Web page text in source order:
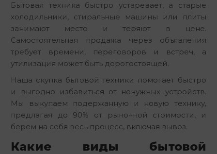
Бытовая техника быстро устаревает, а старые
холодильники, стиральные машины или плиты
занимают место и теряют в цене.
Самостоятельная продажа через объявления
требует времени, переговоров и встреч, а
утилизация может быть дорогостоящей.
Наша скупка бытовой техники помогает быстро
и выгодно избавиться от ненужных устройств.
Мы выкупаем подержанную и новую технику,
предлагая до 90% от рыночной стоимости, и
берем на себя весь процесс, включая вывоз.
Какие виды бытовой